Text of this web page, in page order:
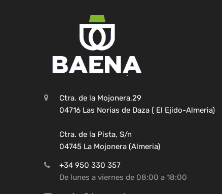
Ctra. de la Mojonera,29
04716 Las Norias de Daza ( El Ejido-Almeria)
Ctra. de la Pista, S/n
04745 La Mojonera (Almeria)
+34 950 330 357
De lunes a viernes de 08:00 a 18:00